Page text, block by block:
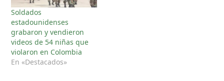
Soldados
estadounidenses
grabaron y vendieron
videos de 54 niñas que
violaron en Colombia
En «Destacados»